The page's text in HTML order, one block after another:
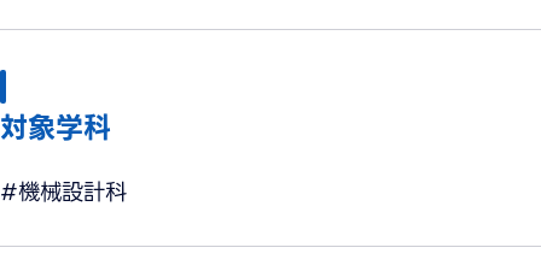
対象学科
#機械設計科